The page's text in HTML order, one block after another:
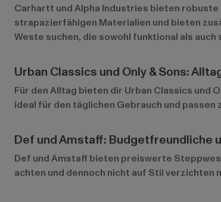
Carhartt undAlpha Industries bieten robuste
strapazierfähigen Materialien und bieten
Weste suchen, die sowohl funktional als auch
Urban Classics und Only & Sons:
Für den Alltag bieten dir Urban Classics und
ideal für den täglichen Gebrauch und
Def und Amstaff: Budgetfreundliche
Def undAmstaff bieten preiswerte
achten und dennoch nicht auf Stil